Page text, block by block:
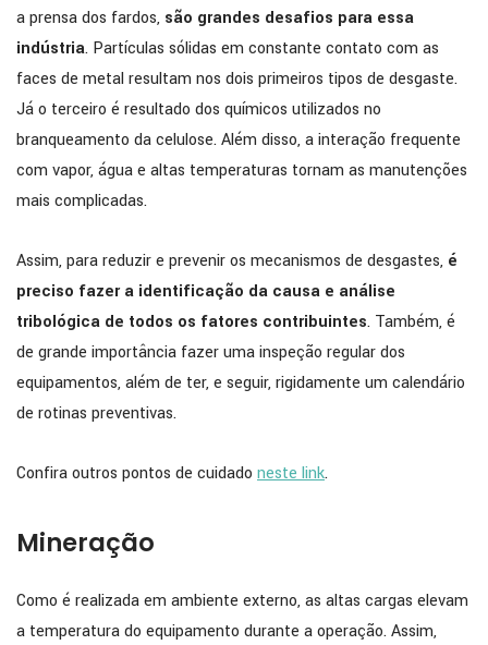
a prensa dos fardos, são grandes desafios para essa
indústria. Partículas sólidas em constante contato com as
faces de metal resultam nos dois primeiros tipos de desgaste.
Já o terceiro é resultado dos químicos utilizados no
branqueamento da celulose. Além disso, a interação frequente
com vapor, água e altas temperaturas tornam as manutenções
mais complicadas.
Assim, para reduzir e prevenir os mecanismos de desgastes, é
preciso fazer a identificação da causa e análise
tribológica de todos os fatores contribuintes. Também, é
de grande importância fazer uma inspeção regular dos
equipamentos, além de ter, e seguir, rigidamente um calendário
de rotinas preventivas.
Confira outros pontos de cuidado neste link.
Mineração
Como é realizada em ambiente externo, as altas cargas elevam
a temperatura do equipamento durante a operação. Assim,